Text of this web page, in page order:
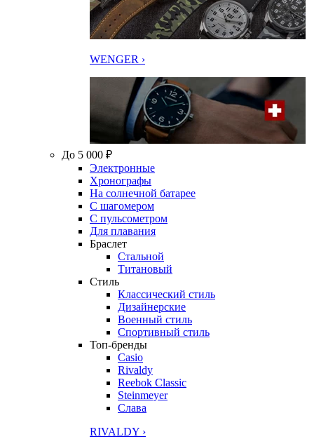
WENGER ›
До 5 000 ₽
Электронные
Хронографы
На солнечной батарее
С шагомером
С пульсометром
Для плавания
Браслет
Стальной
Титановый
Стиль
Классический стиль
Дизайнерские
Военный стиль
Спортивный стиль
Топ-бренды
Casio
Rivaldy
Reebok Classic
Steinmeyer
Слава
RIVALDY ›